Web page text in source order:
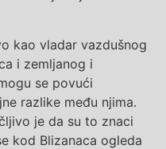
kao vladar vazdušnog
i zemljanog i
se povući
razlike među njima.
je da su to znaci
kod Blizanaca ogleda